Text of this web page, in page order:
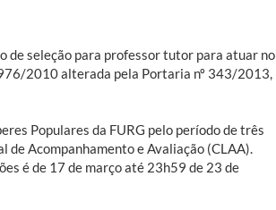
de seleção para professor tutor para atuar no
2010 alterada pela Portaria nº 343/2013,
Populares da FURG pelo período de três
Acompanhamento e Avaliação (CLAA).
é de 17 de março até 23h59 de 23 de